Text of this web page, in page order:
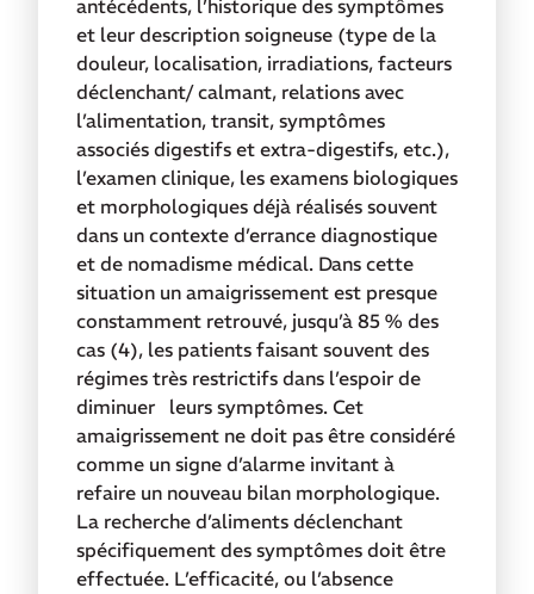
antécédents, l’historique des symptômes
et leur description soigneuse (type de la
douleur, localisation, irradiations, facteurs
déclenchant/ calmant, relations avec
l’alimentation, transit, symptômes
associés digestifs et extra-digestifs, etc.),
l’examen clinique, les examens biologiques
et morphologiques déjà réalisés souvent
dans un contexte d’errance diagnostique
et de nomadisme médical. Dans cette
situation un amaigrissement est presque
constamment retrouvé, jusqu’à 85 % des
cas (4), les patients faisant souvent des
régimes très restrictifs dans l’espoir de
diminuer leurs symptômes. Cet
amaigrissement ne doit pas être considéré
comme un signe d’alarme invitant à
refaire un nouveau bilan morphologique.
La recherche d’aliments déclenchant
spécifiquement des symptômes doit être
effectuée. L’efficacité, ou l’absence